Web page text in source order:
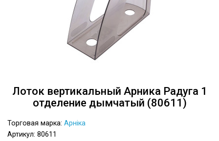
Лоток вертикальный Арника Радуга 1
отделение дымчатый (80611)
Торговая марка: Арніка
Артикул: 80611